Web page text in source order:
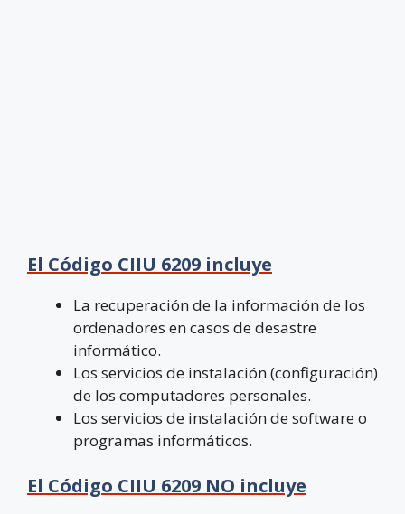
El Código CIIU 6209 incluye
La recuperación de la información de los
ordenadores en casos de desastre
informático.
Los servicios de instalación (configuración)
de los computadores personales.
Los servicios de instalación de software o
programas informáticos.
El Código CIIU 6209 NO incluye